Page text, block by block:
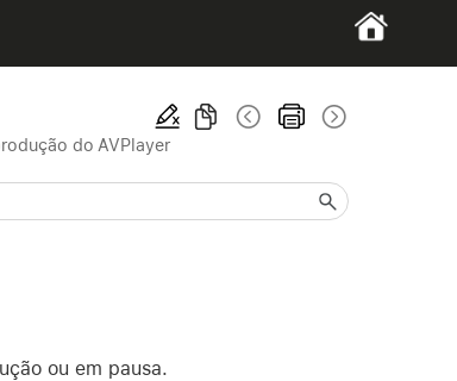
do AVPlayer
ou em pausa.